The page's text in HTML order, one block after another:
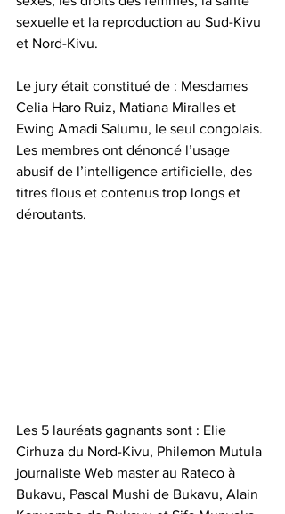
sexuelle et la reproduction au Sud-Kivu
et Nord-Kivu.
Le jury était constitué de : Mesdames
Celia Haro Ruiz, Matiana Miralles et
Ewing Amadi Salumu, le seul congolais.
Les membres ont dénoncé l’usage
abusif de l’intelligence artificielle, des
titres flous et contenus trop longs et
déroutants.
Les 5 lauréats gagnants sont : Elie
Cirhuza du Nord-Kivu, Philemon Mutula
journaliste Web master au Rateco à
Bukavu, Pascal Mushi de Bukavu, Alain